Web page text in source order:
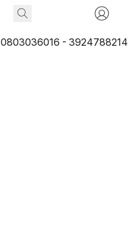
0803036016 - 3924788214